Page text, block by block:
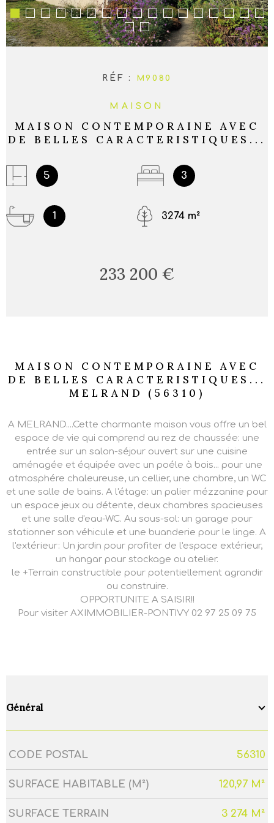
RÉF : M9080
MAISON
MAISON CONTEMPORAINE AVEC
DE BELLES CARACTERISTIQUES...
5 3
1 3274 m²
233 200 €
MAISON CONTEMPORAINE AVEC
DE BELLES CARACTERISTIQUES...
MELRAND (56310)
A MELRAND....Cette charmante maison vous offre un bel
espace de vie qui comprend au rez de chaussée: une
entrée sur un salon-séjour ouvert sur une cuisine
aménagée et équipée avec un poéle à bois... pour une
atmosphére chaleureuse, un cellier, une chambre, un WC
et une salle de bains. A l'étage: un palier mézzanine pour
un espace jeux ou détente, deux chambres spacieuses
et une salle d'eau-WC. Au sous-sol: un garage pour
stationner son véhicule et une buanderie pour le linge. A
l'extérieur: Un jardin pour profiter de l'espace extérieur,
un hangar pour stockage ou atelier.
le +Terrain constructible pour potentiellement agrandir
ou construire.
OPPORTUNITE A SAISIR!!
Pour visiter AXIMMOBILIER-PONTIVY 02 97 25 09 75
Général
Caractérisque Valeurs
CODE POSTAL 56310
SURFACE HABITABLE (M²) 120,97 M²
SURFACE TERRAIN 3 274 M²